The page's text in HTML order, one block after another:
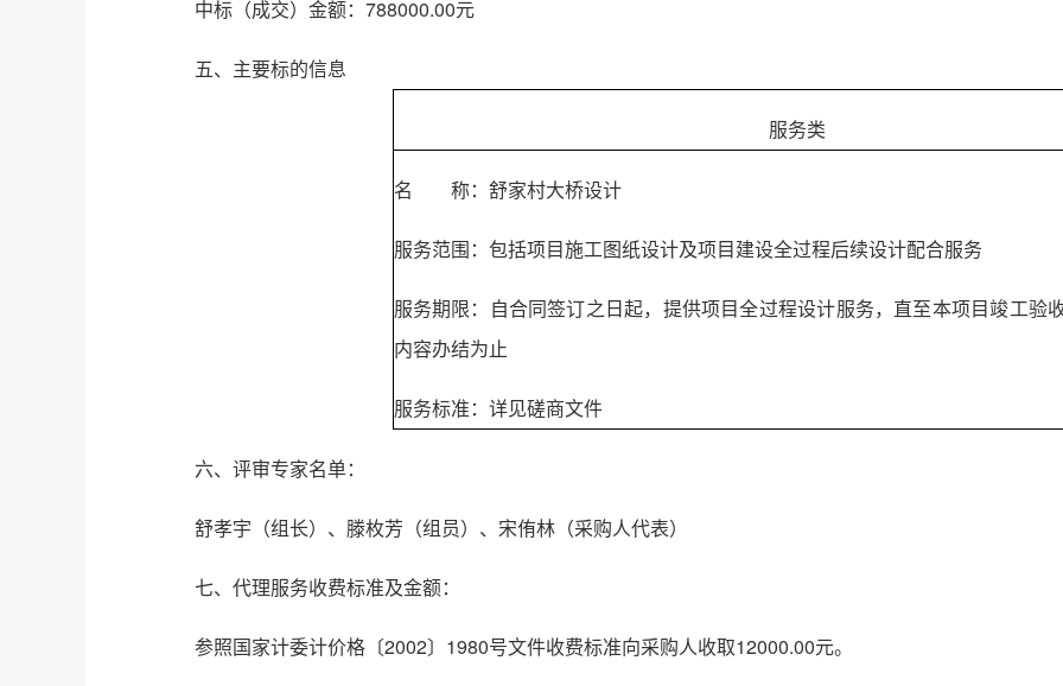
中标（成交）金额：788000.00元
五、主要标的信息
服务类
名 称：舒家村大桥设计
服务范围：包括项目施工图纸设计及项目建设全过程后续设计配合服务
服务期限：自合同签订之日起，提供项目全过程设计服务，直至本项目竣工验
内容办结为止
服务标准：详见磋商文件
六、评审专家名单：
舒孝宇（组长）、滕枚芳（组员）、宋侑林（采购人代表）
七、代理服务收费标准及金额：
参照国家计委计价格〔2002〕1980号文件收费标准向采购人收取12000.00元。